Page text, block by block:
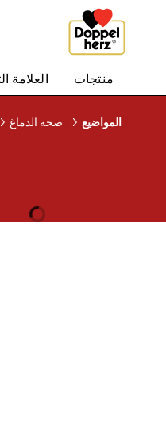
منتجات العلامة
المواضيع صحة الدماغ